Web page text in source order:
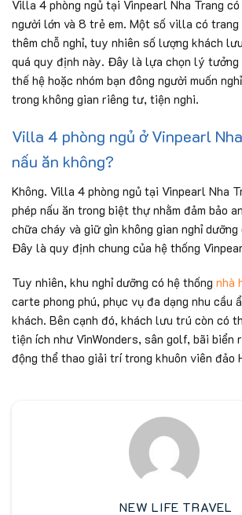
Villa 4 phòng ngủ tại Vinpearl Nha Trang
người lớn và 8 trẻ em. Một số villa có trang
thêm chỗ nghỉ, tuy nhiên số lượng khách
quá quy định này. Đây là lựa chọn lý tưởng
thế hệ hoặc nhóm bạn đông người muốn
trong không gian riêng tư, tiện nghi.
Villa 4 phòng ngủ ở Vinpearl
nấu ăn không?
Không. Villa 4 phòng ngủ tại Vinpearl Nha
phép nấu ăn trong biệt thự nhằm đảm bảo
chữa cháy và giữ gìn không gian nghỉ dưỡng
Đây là quy định chung của hệ thống
Tuy nhiên, khu nghỉ dưỡng có hệ thống nhà
carte phong phú, phục vụ đa dạng nhu cầu
khách. Bên cạnh đó, khách lưu trú còn có
tiện ích như VinWonders, sân golf, bãi biển
động thể thao giải trí trong khuôn viên đảo
NEW LIFE TRAVEL